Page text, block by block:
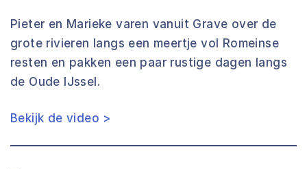
Pieter en Marieke varen vanuit Grave over de
grote rivieren langs een meertje vol Romeinse
resten en pakken een paar rustige dagen langs
de Oude IJssel.
Bekijk de video >